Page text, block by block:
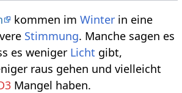
kommen imWinter in eine
Stimmung. Manche sagen es
es weniger Licht gibt,
raus gehen und vielleicht
Mangel haben.